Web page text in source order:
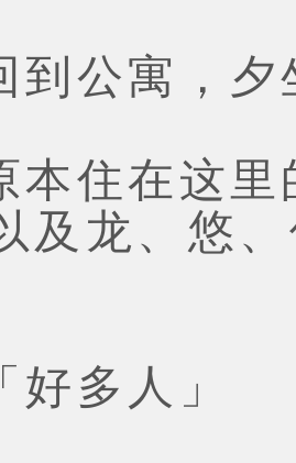
寓，夕坐
在这里的
及龙、悠
人」